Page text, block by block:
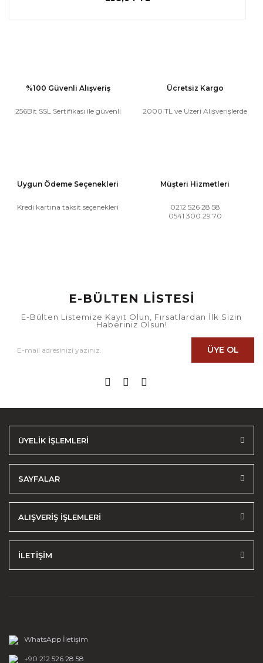
%100 Güvenli Alışveriş
256Bit SSL Sertifikası ile güvenli
Ücretsiz Kargo
2000 TL ve Üzeri Alışverişlerde
Uygun Ödeme Seçenekleri
Kredi kartına taksit seçenekleri
Müşteri Hizmetleri
0212 526 28 58
0541 300 29 70
E-BÜLTEN LİSTESİ
E-Bülten Listemize Kayıt Olun, Fırsatlardan İlk Sizin
Haberiniz Olsun!
ÜYE OL
ÜYELİK İŞLEMLERİ
SAYFALAR
ALIŞVERİŞ İŞLEMLERİ
İLETİŞİM
WhatsApp İletişim
+90 212 526 28 58